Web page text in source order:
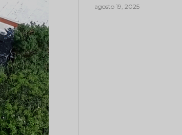
agosto 19, 2025